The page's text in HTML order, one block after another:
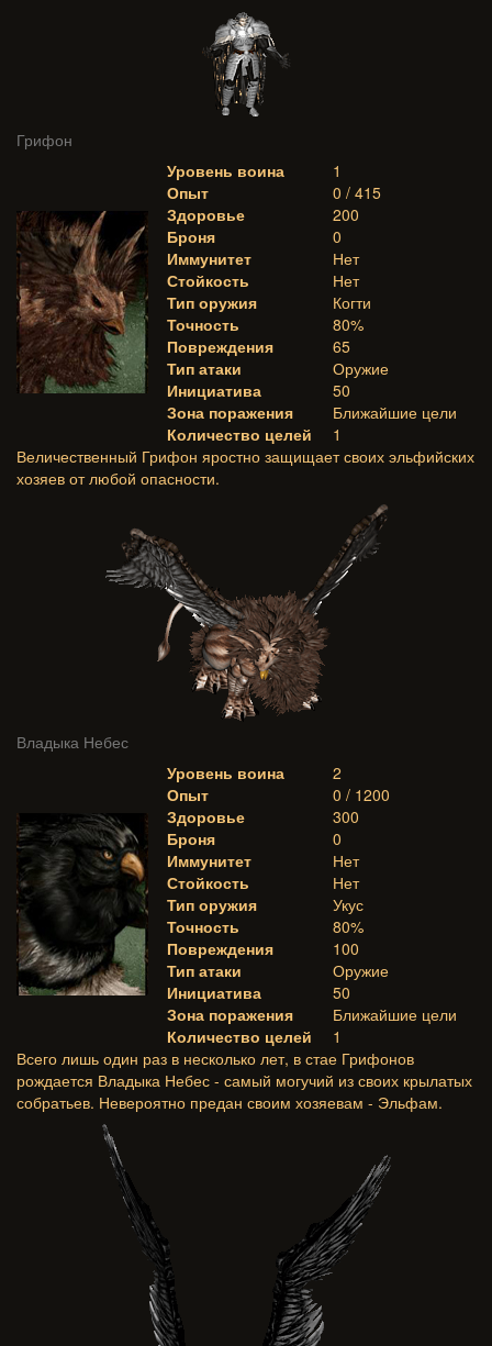
Грифон
Уровень воина
1
Опыт
0 / 415
Здоровье
200
Броня
0
Иммунитет
Нет
Стойкость
Нет
Тип оружия
Когти
Точность
80%
Повреждения
65
Тип атаки
Оружие
Инициатива
50
Зона поражения
Ближайшие цели
Количество целей
1
Величественный Грифон яростно защищает своих эльфийских
хозяев от любой опасности.
Владыка Небес
Уровень воина
2
Опыт
0 / 1200
Здоровье
300
Броня
0
Иммунитет
Нет
Стойкость
Нет
Тип оружия
Укус
Точность
80%
Повреждения
100
Тип атаки
Оружие
Инициатива
50
Зона поражения
Ближайшие цели
Количество целей
1
Всего лишь один раз в несколько лет, в стае Грифонов
рождается Владыка Небес - самый могучий из своих крылатых
собратьев. Невероятно предан своим хозяевам - Эльфам.